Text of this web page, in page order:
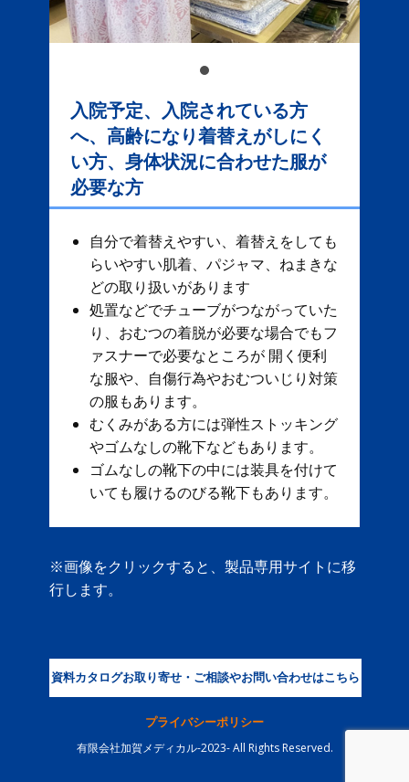
入院予定、入院されている方
へ、高齢になり着替えがしにく
い方、身体状況に合わせた服が
必要な方
自分で着替えやすい、着替えをしても
らいやすい肌着、パジャマ、ねまきな
どの取り扱いがあります
処置などでチューブがつながっていた
り、おむつの着脱が必要な場合でもフ
ァスナーで必要なところが 開く便利
な服や、自傷行為やおむついじり対策
の服もあります。
むくみがある方には弾性ストッキング
やゴムなしの靴下などもあります。
ゴムなしの靴下の中には装具を付けて
いても履けるのびる靴下もあります。
※画像をクリックすると、製品専用サイトに移
行します。
資料カタログお取り寄せ・ご相談やお問い合わせはこちら
プライバシーポリシー
有限会社加賀メディカル-2023- All Rights Reserved.